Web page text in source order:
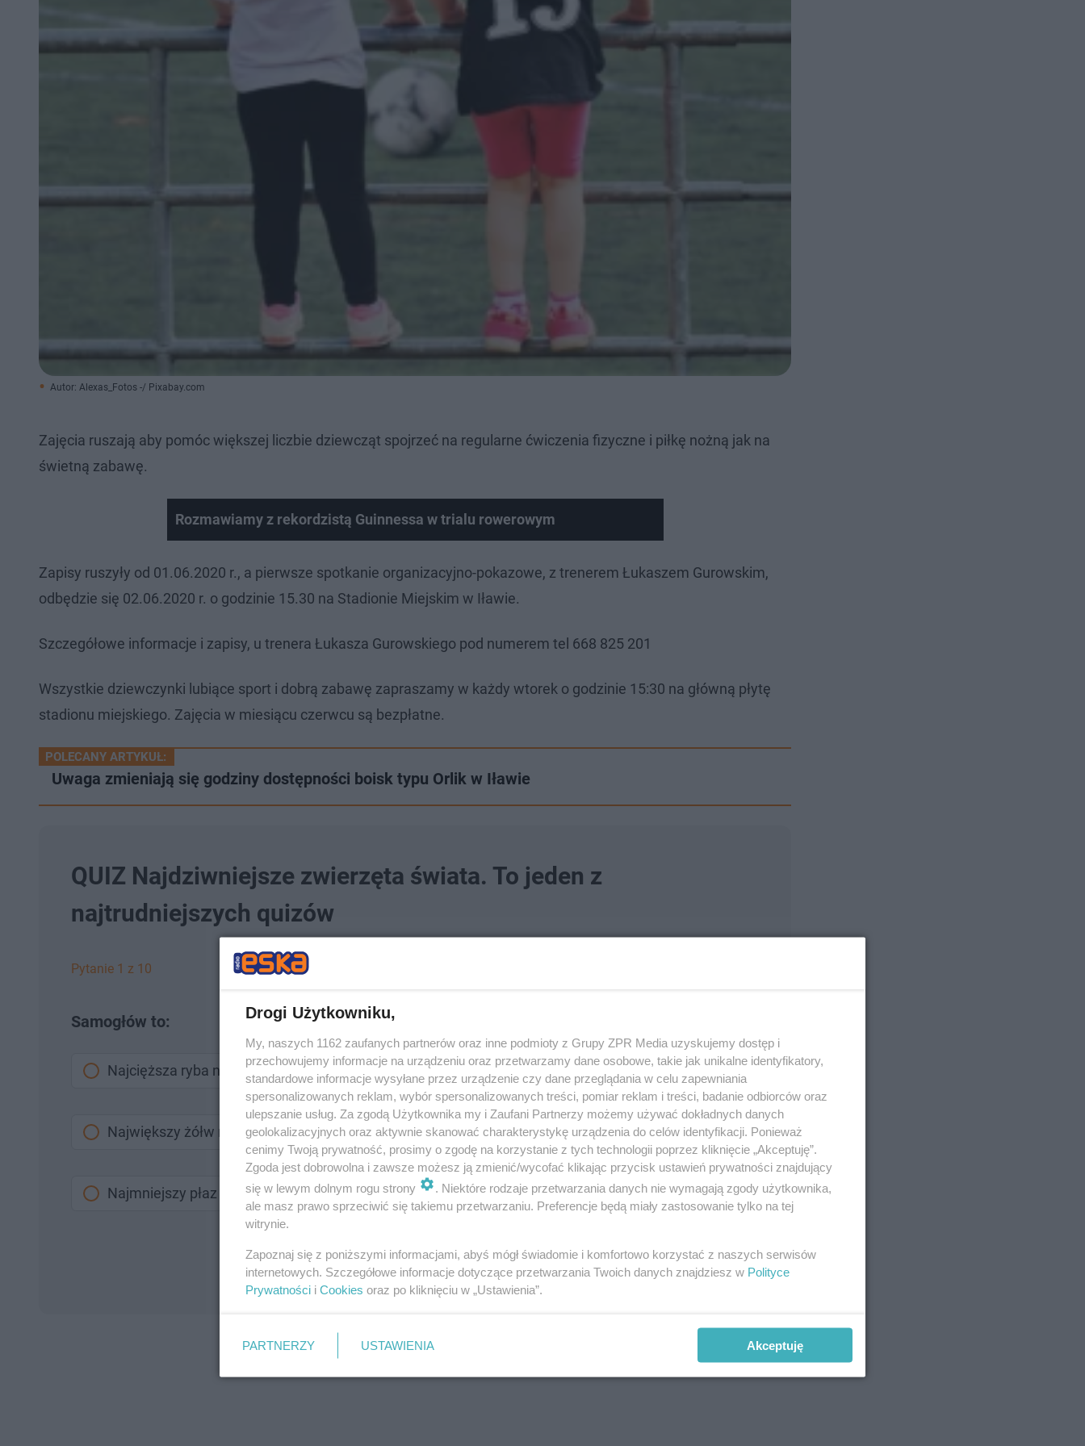
Autor: Alexas_Fotos -/ Pixabay.com
Zajęcia ruszają aby pomóc większej liczbie dziewcząt spojrzeć na regularne ćwiczenia fizyczne i piłkę nożną jak na
świetną zabawę.
Rozmawiamy z rekordzistą Guinnessa w trialu rowerowym
Zapisy ruszyły od 01.06.2020 r., a pierwsze spotkanie organizacyjno-pokazowe, z trenerem Łukaszem Gurowskim,
odbędzie się 02.06.2020 r. o godzinie 15.30 na Stadionie Miejskim w Iławie.
Szczegółowe informacje i zapisy, u trenera Łukasza Gurowskiego pod numerem tel 668 825 201
Wszystkie dziewczynki lubiące sport i dobrą zabawę zapraszamy w każdy wtorek o godzinie 15:30 na główną płytę
stadionu miejskiego. Zajęcia w miesiącu czerwcu są bezpłatne.
POLECANY ARTYKUŁ:
Uwaga zmieniają się godziny dostępności boisk typu Orlik w Iławie
QUIZ Najdziwniejsze zwierzęta świata. To jeden z
najtrudniejszych quizów
Pytanie 1 z 10
Samogłów to:
Najcięższa ryba na świecie
Największy żółw na świecie
Najmniejszy płaz na świecie
Następne pytanie
Drogi Użytkowniku,
My, naszych 1162 zaufanych partnerów oraz inne podmioty z Grupy ZPR Media uzyskujemy dostęp i
przechowujemy informacje na urządzeniu oraz przetwarzamy dane osobowe, takie jak unikalne identyfikatory,
standardowe informacje wysyłane przez urządzenie czy dane przeglądania w celu zapewniania
spersonalizowanych reklam, wybór spersonalizowanych treści, pomiar reklam i treści, badanie odbiorców oraz
ulepszanie usług. Za zgodą Użytkownika my i Zaufani Partnerzy możemy używać dokładnych danych
geolokalizacyjnych oraz aktywnie skanować charakterystykę urządzenia do celów identyfikacji. Ponieważ
cenimy Twoją prywatność, prosimy o zgodę na korzystanie z tych technologii poprzez kliknięcie „Akceptuję”.
Zgoda jest dobrowolna i zawsze możesz ją zmienić/wycofać klikając przycisk ustawień prywatności znajdujący
się w lewym dolnym rogu strony
. Niektóre rodzaje przetwarzania danych nie wymagają zgody użytkownika,
ale masz prawo sprzeciwić się takiemu przetwarzaniu. Preferencje będą miały zastosowanie tylko na tej
witrynie.
Zapoznaj się z poniższymi informacjami, abyś mógł świadomie i komfortowo korzystać z naszych serwisów
internetowych. Szczegółowe informacje dotyczące przetwarzania Twoich danych znajdziesz w Polityce
Prywatności i Cookies oraz po kliknięciu w „Ustawienia”.
PARTNERZY USTAWIENIA Akceptuję